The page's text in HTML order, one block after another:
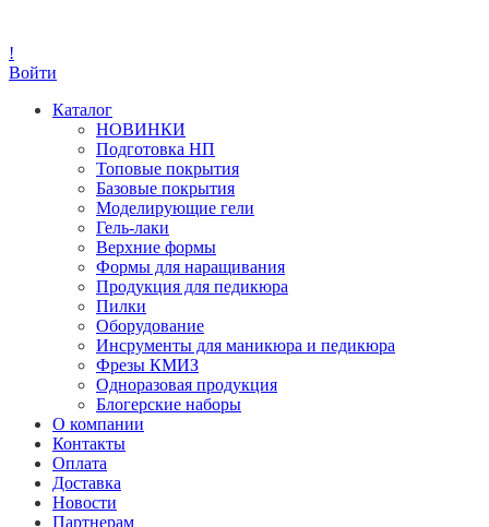
!
Войти
Каталог
НОВИНКИ
Подготовка НП
Топовые покрытия
Базовые покрытия
Моделирующие гели
Гель-лаки
Верхние формы
Формы для наращивания
Продукция для педикюра
Пилки
Оборудование
Инсрументы для маникюра и педикюра
Фрезы КМИЗ
Одноразовая продукция
Блогерские наборы
О компании
Контакты
Оплата
Доставка
Новости
Партнерам